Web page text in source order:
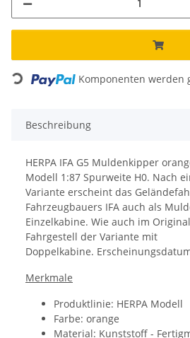
Loading... Komponenten werden
Beschreibung
HERPA IFA G5 Muldenkipper
Modell 1:87 Spurweite H0. Nach
Variante erscheint das
Fahrzeugbauers IFA auch als
Einzelkabine. Wie auch im
Fahrgestell der Variante mit
Doppelkabine.
Merkmale
Produktlinie: HERPA Modell
Farbe: orange
Material: Kunststoff -